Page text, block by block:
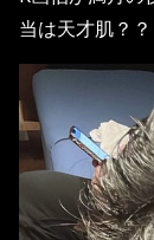
当は天才肌？